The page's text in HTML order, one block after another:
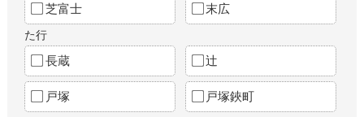
芝富士 末広
た行
長蔵 辻
戸塚 戸塚鋏町